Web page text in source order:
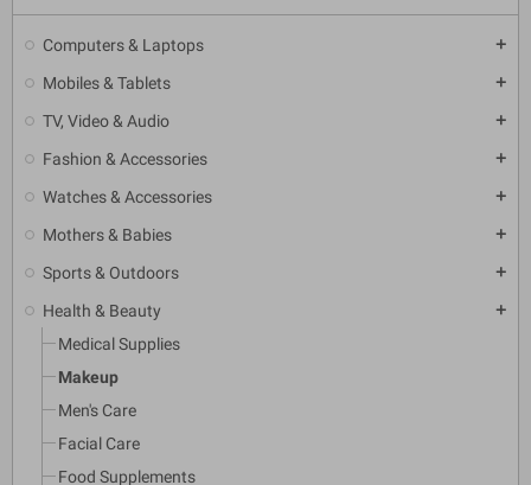
Computers & Laptops add
Mobiles & Tablets add
TV, Video & Audio add
Fashion & Accessories add
Watches & Accessories add
Mothers & Babies add
Sports & Outdoors add
Health & Beauty add
Medical Supplies
Makeup
Men's Care
Facial Care
Food Supplements